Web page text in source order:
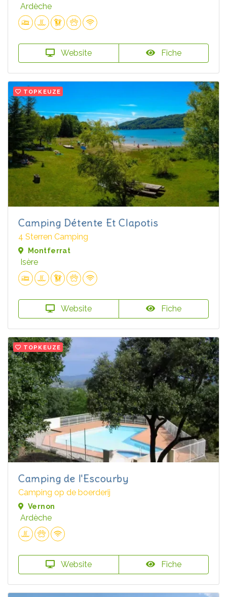
Ardèche
Website Fiche
TOPKEUZE
Camping Détente Et Clapotis
4 Sterren Camping
Montferrat
Isère
Website Fiche
TOPKEUZE
Camping de l'Escourby
Camping op de boerderij
Vernon
Ardèche
Website Fiche